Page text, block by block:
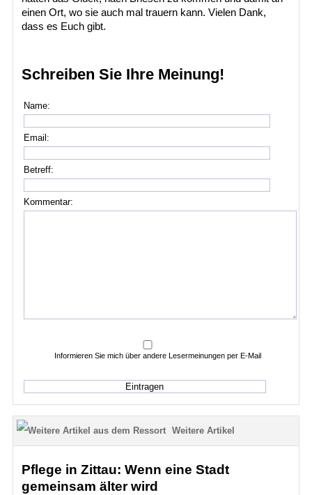
einen Ort, wo sie auch mal trauern kann. Vielen Dank,
dass es Euch gibt.
Schreiben Sie Ihre Meinung!
Name:
Email:
Betreff:
Kommentar:
Informieren Sie mich über andere Lesermeinungen per E-Mail
Weitere Artikel
Pflege in Zittau: Wenn eine Stadt
gemeinsam älter wird